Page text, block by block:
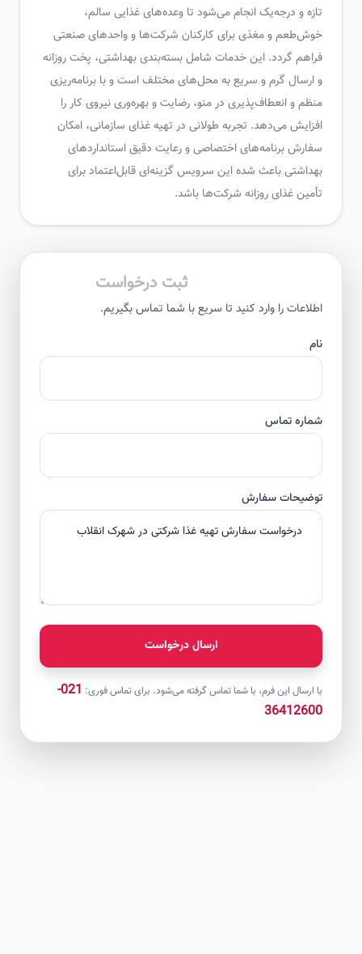
تازه و درجه‌یک انجام می‌شود تا وعده‌های غذایی سالم،
خوش‌طعم و مغذی برای کارکنان شرکت‌ها و واحدهای صنعتی
فراهم گردد. این خدمات شامل بسته‌بندی بهداشتی، پخت روزانه
و ارسال گرم و سریع به محل‌های مختلف است و با برنامه‌ریزی
منظم و انعطاف‌پذیری در منو، رضایت و بهره‌وری نیروی کار را
افزایش می‌دهد. تجربه طولانی در تهیه غذای سازمانی، امکان
سفارش برنامه‌های اختصاصی و رعایت دقیق استانداردهای
بهداشتی باعث شده این سرویس گزینه‌ای قابل‌اعتماد برای
تأمین غذای روزانه شرکت‌ها باشد.
ثبت درخواست
اطلاعات را وارد کنید تا سریع با شما تماس بگیریم.
شماره تماس
توضیحات سفارش
ارسال درخواست
با ارسال این فرم، با شما تماس گرفته می‌شود. برای تماس فوری:
021-
36412600